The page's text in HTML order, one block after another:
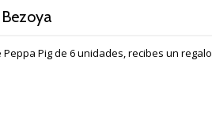
Bezoya
Pig de 6 unidades, recibes un regalo